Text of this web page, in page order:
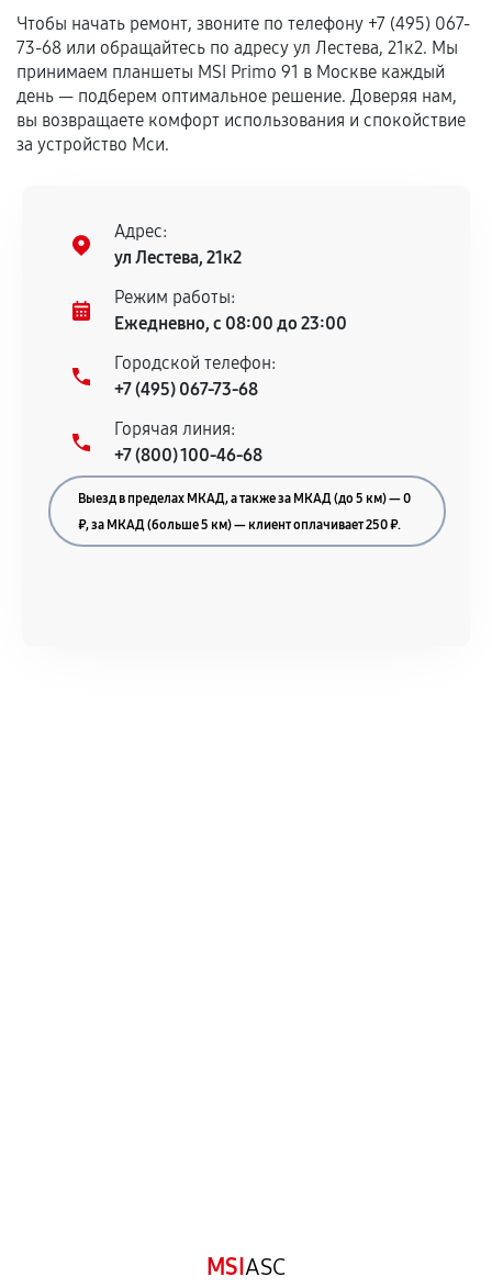
Гарантия на выполненные работы может
сохраняться полностью или частично, если
соблюдены следующие условия:
Предоставленные детали подходят по
техническим параметрам и не имеют внешних
дефектов.
При этом гарантия на сами комплектующие
остается на стороне производителя или
продавца. За качество сторонних деталей
сервисный центр ответственности не несет.
Чтобы начать ремонт, звоните по телефону +7 (495) 067-
73-68 или обращайтесь по адресу ул Лестева, 21к2. Мы
принимаем планшеты MSI Primo 91 в Москве каждый
день — подберем оптимальное решение. Доверяя нам,
вы возвращаете комфорт использования и спокойствие
за устройство Мси.
Адрес:
ул Лестева, 21к2
Режим работы:
Ежедневно, с 08:00 до 23:00
Городской телефон:
+7 (495) 067-73-68
Горячая линия:
+7 (800) 100-46-68
Выезд в пределах МКАД, а также за МКАД (до 5 км) — 0
₽, за МКАД (больше 5 км) — клиент оплачивает 250 ₽.
MSIASC